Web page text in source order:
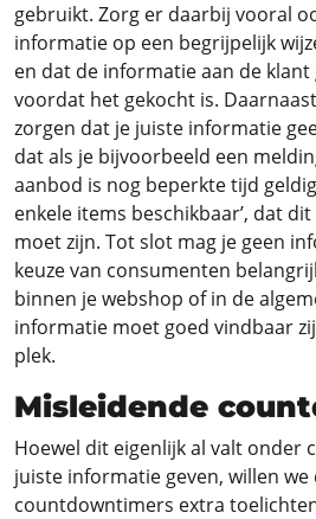
gebruikt. Zorg er daarbij vooral
informatie op een begrijpelijk
en dat de informatie aan de
voordat het gekocht is.
zorgen dat je juiste informatie
dat als je bijvoorbeeld een
aanbod is nog beperkte tijd
enkele items beschikbaar’, dat
moet zijn. Tot slot mag je geen
keuze van consumenten
binnen je webshop of in de
informatie moet goed vindbaar
plek.
Misleidende
Hoewel dit eigenlijk al valt onder
juiste informatie geven, willen
countdowntimers extra